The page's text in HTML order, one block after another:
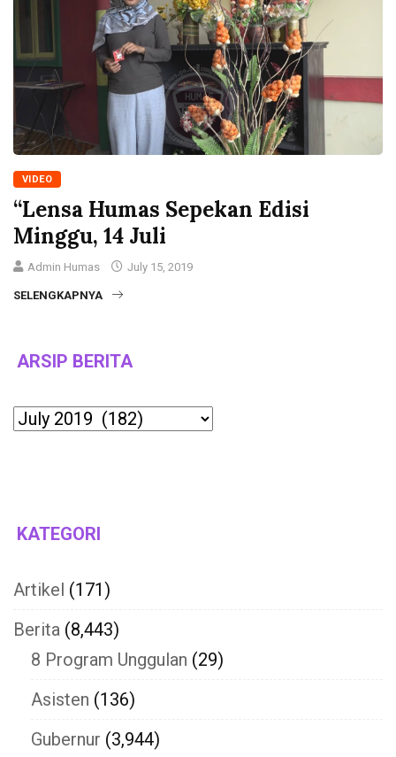
VIDEO
“Lensa Humas Sepekan Edisi
Minggu, 14 Juli
Admin Humas July 15, 2019
SELENGKAPNYA
ARSIP BERITA
Archives
KATEGORI
Artikel (171)
Berita (8,443)
8 Program Unggulan (29)
Asisten (136)
Gubernur (3,944)